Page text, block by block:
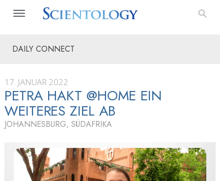
DAILY CONNECT
17. JANUAR 2022
PETRA HAKT @HOME EIN
WEITERES ZIEL AB
JOHANNESBURG, SÜDAFRIKA